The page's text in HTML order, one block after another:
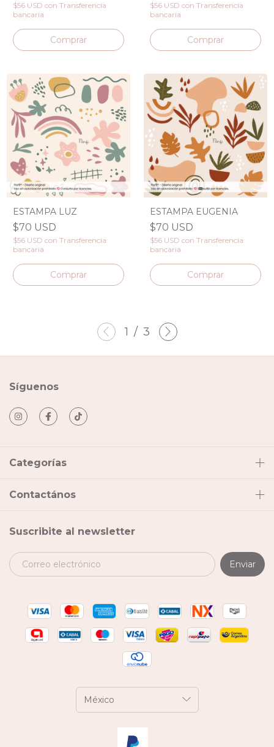
$56 USD con Transferencia
bancaria
$56 USD con Transferencia
bancaria
ESTAMPA LUZ
$70 USD
$56 USD con Transferencia
bancaria
ESTAMPA EUGENIA
$70 USD
$56 USD con Transferencia
bancaria
1 / 3
Síguenos
Categorías
Contactános
Suscribite al newsletter